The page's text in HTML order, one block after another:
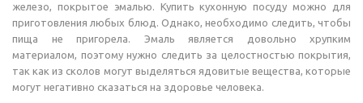
железо, покрытое эмалью. Купить кухонную посуду можно для
приготовления любых блюд. Однако, необходимо следить, чтобы
пища не пригорела. Эмаль является довольно хрупким
материалом, поэтому нужно следить за целостностью покрытия,
так как из сколов могут выделяться ядовитые вещества, которые
могут негативно сказаться на здоровье человека.